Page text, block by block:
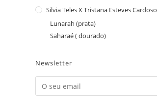
Silvia Teles X Tristana Esteves Cardoso
Lunarah (prata)
Saharaé ( dourado)
Newsletter